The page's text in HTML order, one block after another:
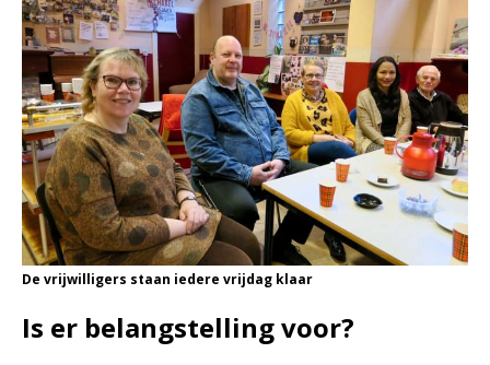
De vrijwilligers staan iedere vrijdag klaar
Is er belangstelling voor?